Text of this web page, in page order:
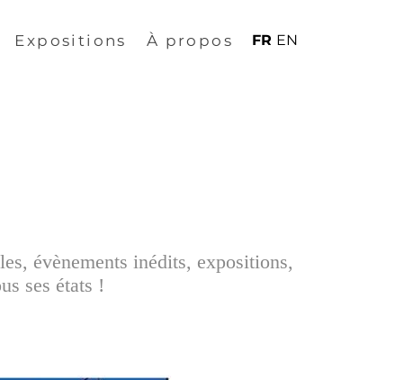
Expositions À propos FR EN
évènements inédits, expositions,
ses états !